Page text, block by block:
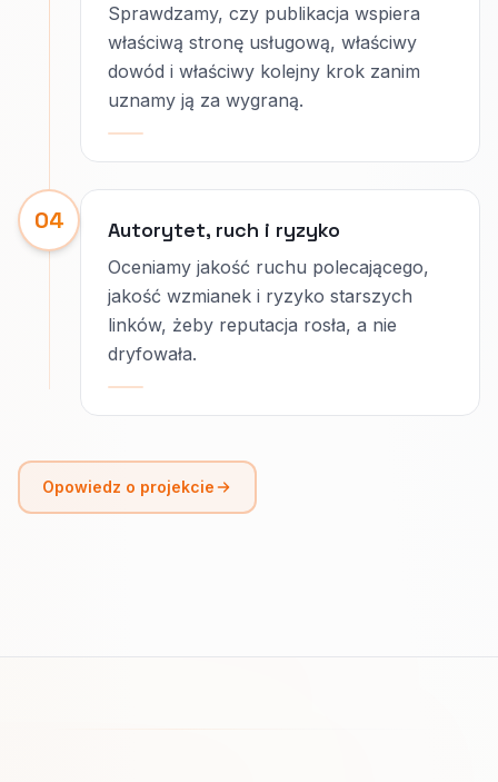
Sprawdzamy, czy publikacja wspiera
właściwą stronę usługową, właściwy
dowód i właściwy kolejny krok zanim
uznamy ją za wygraną.
04 Autorytet, ruch i ryzyko
Oceniamy jakość ruchu polecającego,
jakość wzmianek i ryzyko starszych
linków, żeby reputacja rosła, a nie
dryfowała.
Opowiedz o projekcie